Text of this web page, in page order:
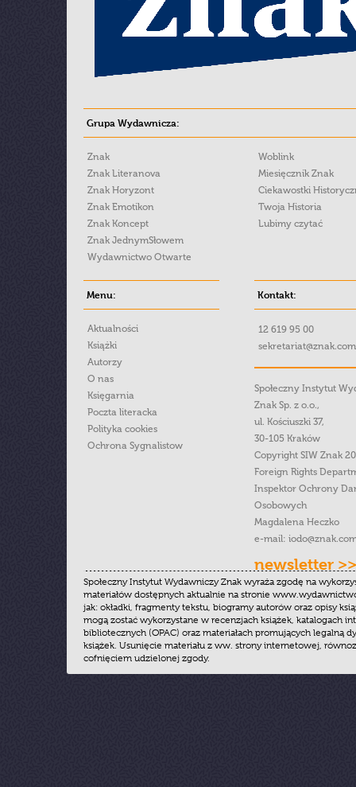
Grupa Wydawnicza:
Znak
Znak Literanova
Znak Horyzont
Znak Emotikon
Znak Koncept
Znak JednymSłowem
Wydawnictwo Otwarte
Woblink
Miesięcznik Znak
Ciekawostki
Twoja Historia
Lubimy czytać
Menu:
Aktualności
Książki
Autorzy
O nas
Księgarnia
Poczta literacka
Polityka cookies
Ochrona Sygnalistow
Kontakt:
12 619 95 00
Społeczny Instytut
Znak Sp. z o.o.,
ul. Kościuszki 37,
30-105 Kraków
Copyright SIW Znak
Foreign Rights
Inspektor Ochrony
Osobowych
Magdalena Heczko
e-mail:
newsletter >>
Społeczny Instytut Wydawniczy Znak wyraża zgodę na
materiałów dostępnych aktualnie na stronie
jak: okładki, fragmenty tekstu, biogramy autorów oraz opisy
mogą zostać wykorzystane w recenzjach książek, katalogach
bibliotecznych (OPAC) oraz materiałach promujących legalną
książek. Usunięcie materiału z ww. strony internetowej,
cofnięciem udzielonej zgody.